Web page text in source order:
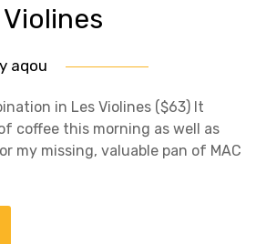
aqou
in Les Violines ($63) It
coffee this morning as well as
my missing, valuable pan of MAC